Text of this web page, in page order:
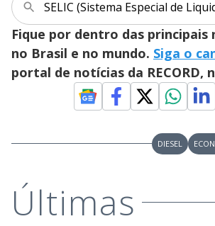
d
e
o
Fique por dentro das principais
no Brasil e no mundo. Siga o
portal de notícias da RECORD,
DIESEL
Últimas